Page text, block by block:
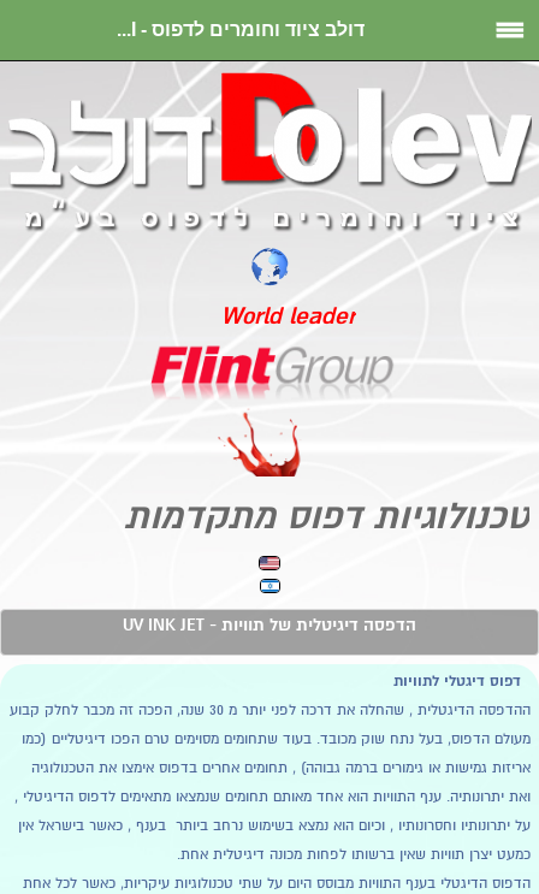
דולב ציוד וחומרים לדפוס - I...
World leader
טכנולוגיות דפוס מתקדמות
הדפסה דיגיטלית של תוויות - UV INK JET
דפוס דיגטלי לתוויות
ההדפסה הדיגטלית , שהחלה את דרכה לפני יותר מ 30 שנה, הפכה זה מכבר לחלק קבוע
מעולם הדפוס, בעל נתח שוק מכובד. בעוד שתחומים מסוימים טרם הפכו דיגיטליים (כמו
אריזות גמישות או גימורים ברמה גבוהה) , תחומים אחרים בדפוס אימצו את הטכנולוגיה
ואת יתרונותיה. ענף התוויות הוא אחד מאותם תחומים שנמצאו מתאימים לדפוס הדיגיטלי ,
על יתרונותיו וחסרונותיו , וכיום הוא נמצא בשימוש נרחב ביותר בענף , כאשר בישראל אין
כמעט יצרן תוויות שאין ברשותו לפחות מכונה דיגיטלית אחת.
הדפוס הדיגטלי בענף התוויות מבוסס היום על שתי טכנולוגיות עיקריות, כאשר לכל אחת